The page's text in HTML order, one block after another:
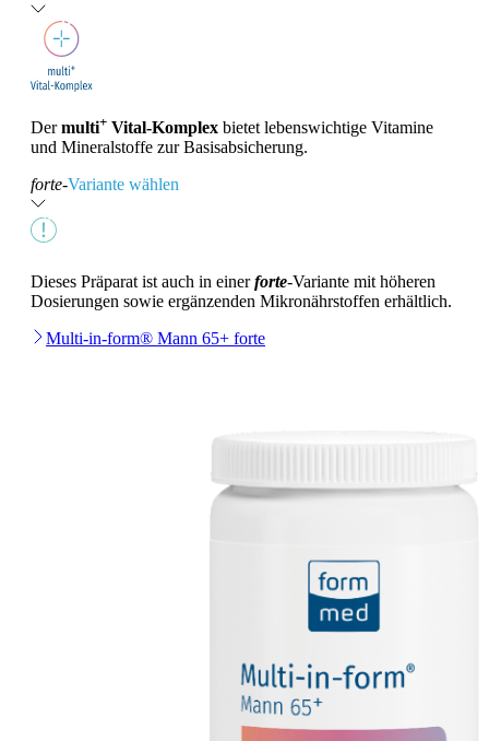
Dermulti+ Vital-Komplex bietet lebenswichtige Vitamine
und Mineralstoffe zur Basisabsicherung.
forte-Variante wählen
Dieses Präparat ist auch in einerforte-Variante mit höheren
Dosierungen sowie ergänzenden Mikronährstoffen erhältlich.
Multi-in-form® Mann 65+ forte